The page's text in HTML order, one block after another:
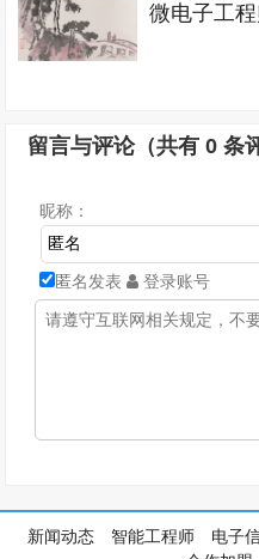
微电子工
留言与评论（共有0 条
昵称：
匿名发表 登录账号
新闻动态 智能工程师 电子